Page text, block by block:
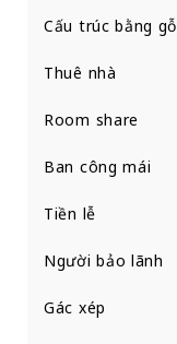
Cấu trúc bằng gỗ
Thuê nhà
Room share
Ban công mái
Tiền lễ
Người bảo lãnh
Gác xép